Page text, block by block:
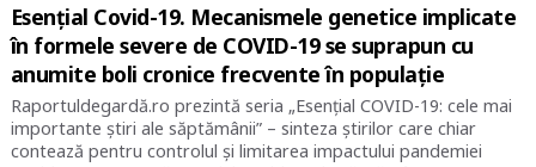
Esențial Covid-19. Mecanismele genetice implicate
în formele severe de COVID-19 se suprapun cu
anumite boli cronice frecvente în populație
Raportuldegardă.ro prezintă seria „Esențial COVID-19: cele mai
importante știri ale săptămânii” – sinteza știrilor care chiar
contează pentru controlul și limitarea impactului pandemiei